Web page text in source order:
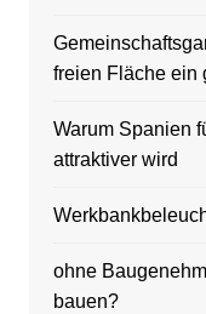
freien Fläche ein
Warum Spanien
attraktiver wird
ohne
bauen?